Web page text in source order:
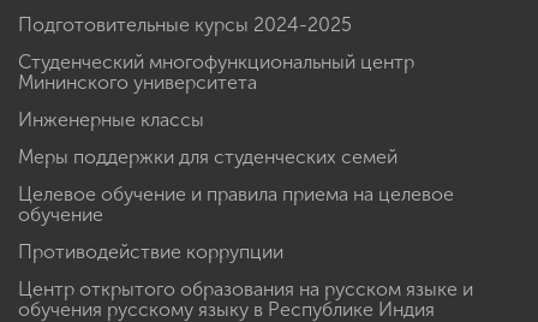
Подготовительные курсы 2024-2025
Студенческий многофункциональный центр
Мининского университета
Инженерные классы
Меры поддержки для студенческих семей
Целевое обучение и правила приема на целевое
обучение
Противодействие коррупции
Центр открытого образования на русском языке и
обучения русскому языку в Республике Индия